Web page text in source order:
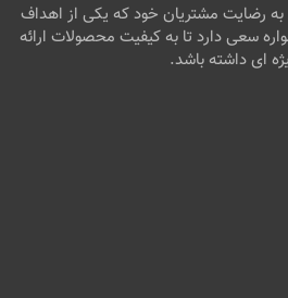
به رضایت مشتریان خود که یکی از اهداف
سعی دارد تا به کیفیت محصولات ارائه
ای داشته باشد.